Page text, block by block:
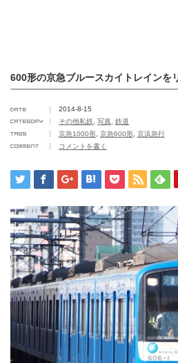
600形の京急ブルースカイトレインを
2014-8-15
その他私鉄 写真
鉄道
京急1000形 京急600形 京浜急行
コメントを書く